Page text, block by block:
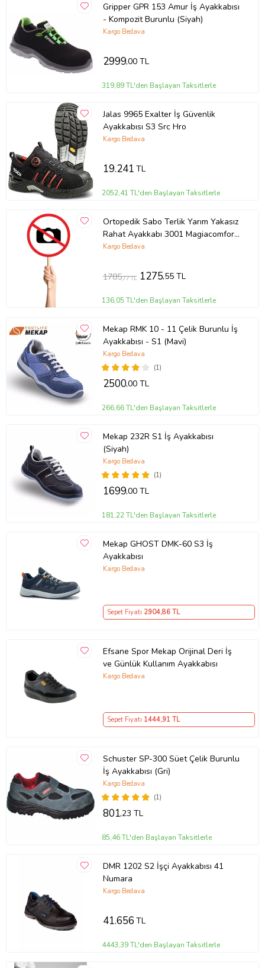
Gripper GPR 153 Amur İş Ayakkabısı
- Kompozit Burunlu (Siyah)
Kargo Bedava
2999,00 TL
319,89 TL'den Başlayan Taksitlerle
Jalas 9965 Exalter İş Güvenlik
Ayakkabısı S3 Src Hro
Kargo Bedava
19.241TL
2052,41 TL'den Başlayan Taksitlerle
Ortopedik Sabo Terlik Yarım Yakasız
Rahat Ayakkabı 3001 Magiacomfort
(Lacivert)
Kargo Bedava
1785,77 TL 1275,55 TL
136,05 TL'den Başlayan Taksitlerle
Mekap RMK 10 - 11 Çelik Burunlu İş
Ayakkabısı - S1 (Mavi)
(1)
Kargo Bedava
2500,00 TL
266,66 TL'den Başlayan Taksitlerle
Mekap 232R S1 İş Ayakkabısı
(Siyah)
(1)
Kargo Bedava
1699,00 TL
181,22 TL'den Başlayan Taksitlerle
Mekap GHOST DMK-60 S3 İş
Ayakkabısı
Kargo Bedava
Sepet Fiyatı 2904,86 TL
Efsane Spor Mekap Orijinal Deri İş
ve Günlük Kullanım Ayakkabısı
Kargo Bedava
Sepet Fiyatı 1444,91 TL
Schuster SP-300 Süet Çelik Burunlu
İş Ayakkabısı (Gri)
(1)
Kargo Bedava
801,23 TL
85,46 TL'den Başlayan Taksitlerle
DMR 1202 S2 İşçi Ayakkabısı 41
Numara
Kargo Bedava
41.656TL
4443,39 TL'den Başlayan Taksitlerle